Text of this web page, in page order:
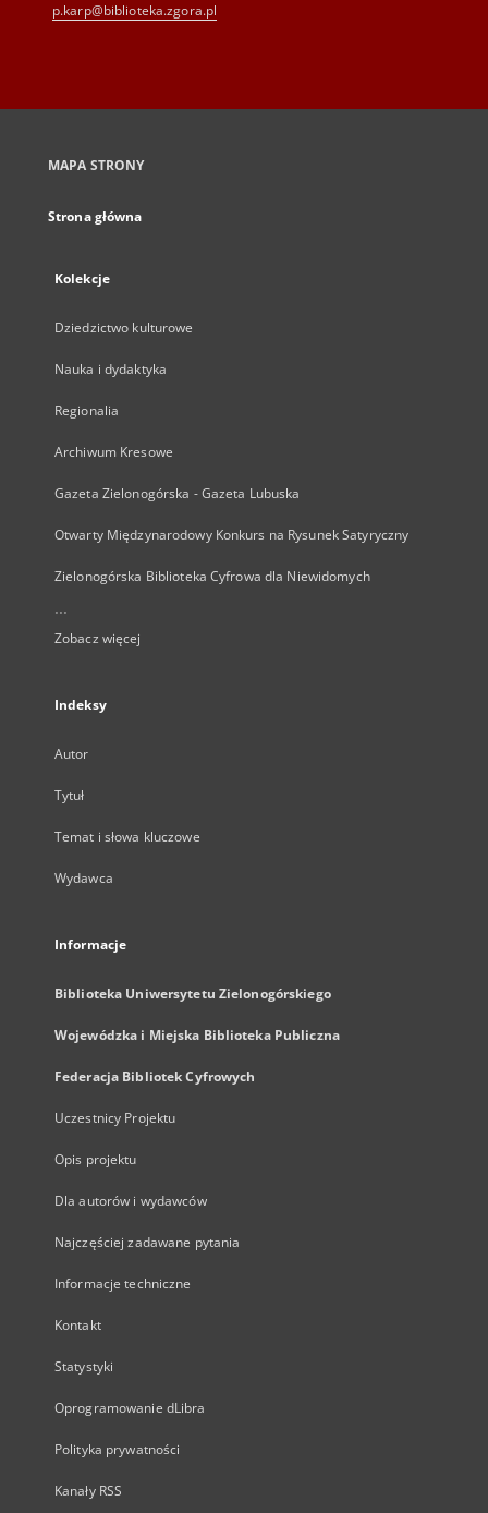
p.karp@biblioteka.zgora.pl
MAPA STRONY
Strona główna
Kolekcje
Dziedzictwo kulturowe
Nauka i dydaktyka
Regionalia
Archiwum Kresowe
Gazeta Zielonogórska - Gazeta Lubuska
Otwarty Międzynarodowy Konkurs na Rysunek Satyryczny
Zielonogórska Biblioteka Cyfrowa dla Niewidomych
...
Zobacz więcej
Indeksy
Autor
Tytuł
Temat i słowa kluczowe
Wydawca
Informacje
Biblioteka Uniwersytetu Zielonogórskiego
Wojewódzka i Miejska Biblioteka Publiczna
Federacja Bibliotek Cyfrowych
Uczestnicy Projektu
Opis projektu
Dla autorów i wydawców
Najczęściej zadawane pytania
Informacje techniczne
Kontakt
Statystyki
Oprogramowanie dLibra
Polityka prywatności
Kanały RSS